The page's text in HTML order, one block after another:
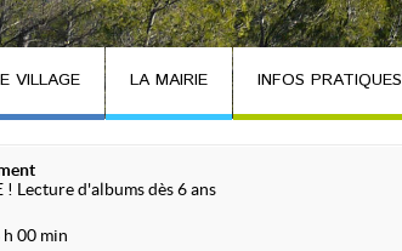
VILLAGE LA MAIRIE INFOS PRATIQUES
! Lecture d'albums dès 6 ans
00 min